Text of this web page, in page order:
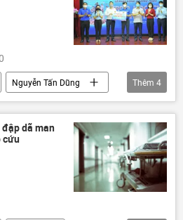
Nguyễn Tấn Dũng
Việt Nam bầu lãnh đạo chủ chốt tại Kỳ họp 11, Quốc hội khóa XIV
Thêm 4
dã man
cứu